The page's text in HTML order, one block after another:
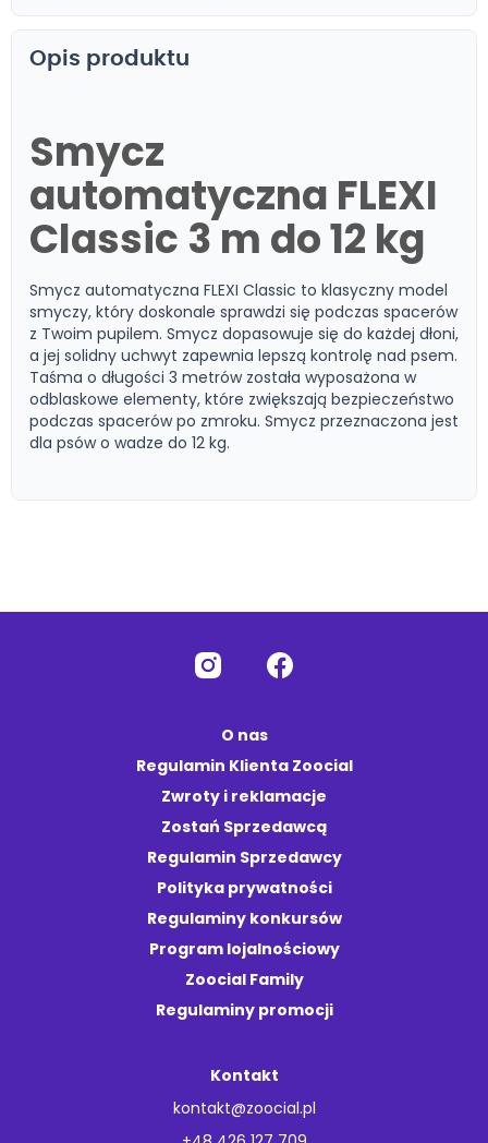
Opis produktu
Smycz
automatyczna FLEXI
Classic 3 m do 12 kg
Smycz automatyczna FLEXI Classic to klasyczny model
smyczy, który doskonale sprawdzi się podczas spacerów
z Twoim pupilem. Smycz dopasowuje się do każdej dłoni,
a jej solidny uchwyt zapewnia lepszą kontrolę nad psem.
Taśma o długości 3 metrów została wyposażona w
odblaskowe elementy, które zwiększają bezpieczeństwo
podczas spacerów po zmroku. Smycz przeznaczona jest
dla psów o wadze do 12 kg.
O nas
Regulamin Klienta Zoocial
Zwroty i reklamacje
Zostań Sprzedawcą
Regulamin Sprzedawcy
Polityka prywatności
Regulaminy konkursów
Program lojalnościowy
Zoocial Family
Regulaminy promocji
Kontakt
kontakt@zoocial.pl